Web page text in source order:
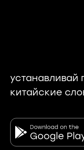
устанавливай
китайские